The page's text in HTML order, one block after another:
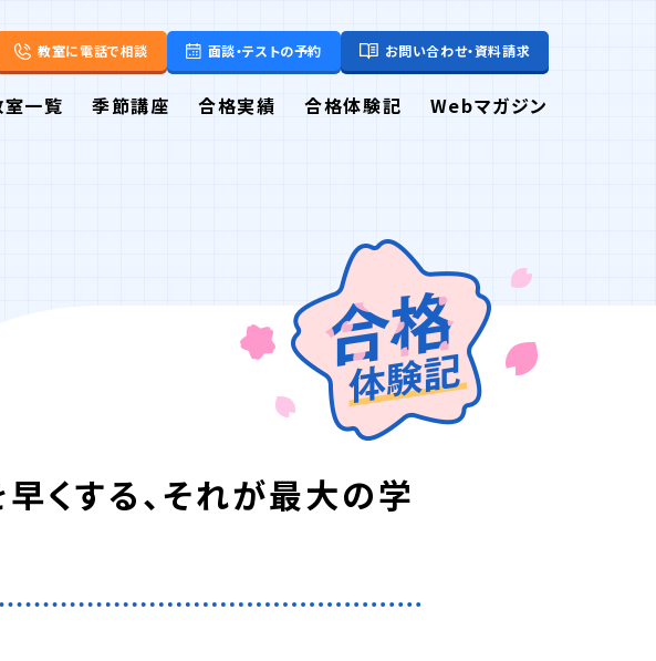
教室に電話で相談 面談・テストの予約 お問い合わせ・資料請求
室一覧 季節講座 合格実績 合格体験記 Webマガジン
くする、それが最大の学